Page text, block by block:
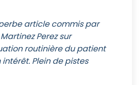
article commis par
Perez sur
routinière du patient
intérêt. Plein de pistes